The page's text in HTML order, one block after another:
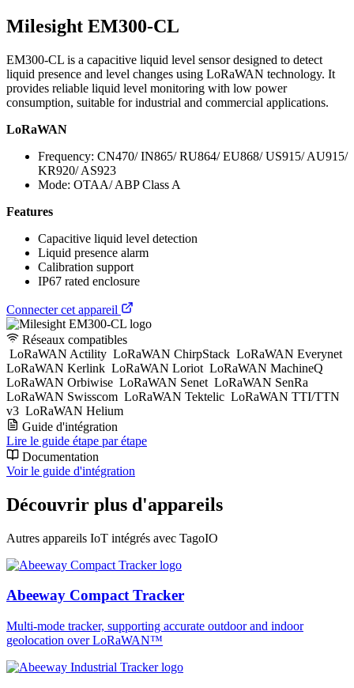
Milesight EM300-CL
EM300-CL is a capacitive liquid level sensor designed to detect
liquid presence and level changes using LoRaWAN technology. It
provides reliable liquid level monitoring with low power
consumption, suitable for industrial and commercial applications.
LoRaWAN
Frequency: CN470/ IN865/ RU864/ EU868/ US915/ AU915/
KR920/ AS923
Mode: OTAA/ ABP Class A
Features
Capacitive liquid level detection
Liquid presence alarm
Calibration support
IP67 rated enclosure
Connecter cet appareil
Réseaux compatibles
LoRaWAN Actility LoRaWAN ChirpStack LoRaWAN Everynet
LoRaWAN Kerlink LoRaWAN Loriot LoRaWAN MachineQ
LoRaWAN Orbiwise LoRaWAN Senet LoRaWAN SenRa
LoRaWAN Swisscom LoRaWAN Tektelic LoRaWAN TTI/TTN
v3 LoRaWAN Helium
Guide d'intégration
Lire le guide étape par étape
Documentation
Voir le guide d'intégration
Découvrir plus d'appareils
Autres appareils IoT intégrés avec TagoIO
Abeeway Compact Tracker
Multi-mode tracker, supporting accurate outdoor and indoor
geolocation over LoRaWAN™